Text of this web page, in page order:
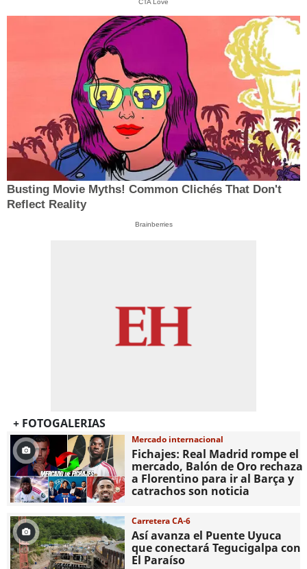
CTA Love
Busting Movie Myths! Common Clichés That Don't
Reflect Reality
Brainberries
+ FOTOGALERIAS
Mercado internacional
Fichajes: Real Madrid rompe el
mercado, Balón de Oro rechaza
a Florentino para ir al Barça y
catrachos son noticia
Carretera CA-6
Así avanza el Puente Uyuca
que conectará Tegucigalpa con
El Paraíso